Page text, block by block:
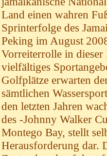
Land einen wahren
Sprinterfolge des
Peking im August
Vorreiterrolle in
vielfältiges
Golfplätze erwarten
sämtlichen
den letzten Jahren
des -Johnny Walker
Montego Bay, stellt
Herausforderung dar.